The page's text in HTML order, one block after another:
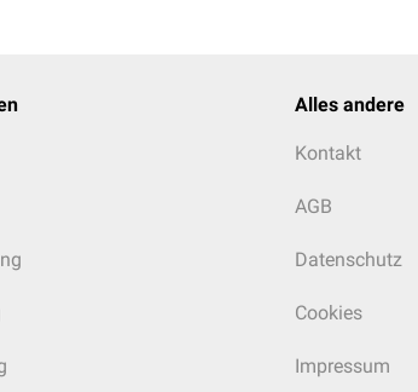
Alles andere
Kontakt
AGB
Datenschutz
Cookies
Impressum